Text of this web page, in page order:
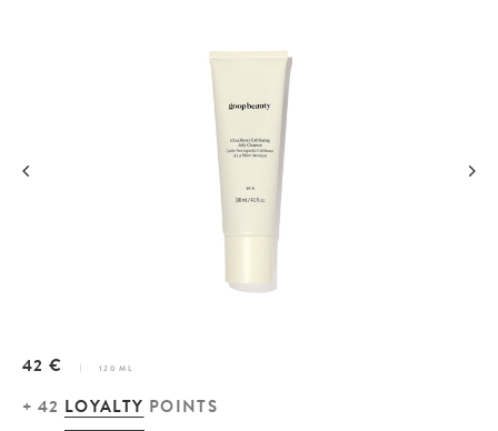
42 € 120 ML
+ 42 LOYALTY POINTS